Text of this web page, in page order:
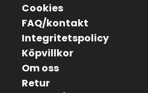
Cookies
FAQ/kontakt
Integritetspolicy
Köpvillkor
Om oss
Retur